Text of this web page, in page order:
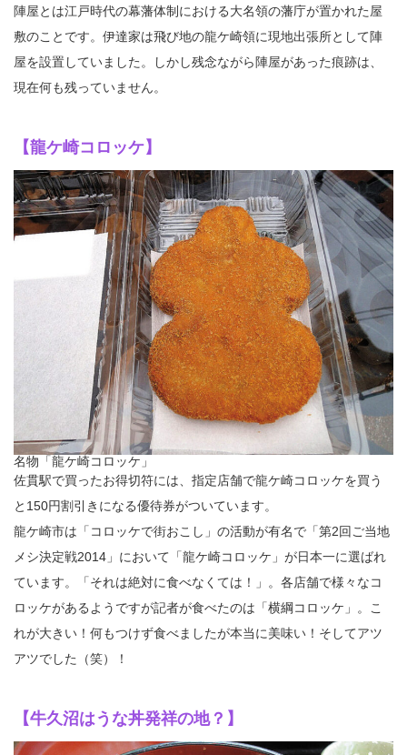
陣屋とは江戸時代の幕藩体制における大名領の藩庁が置かれた屋
敷のことです。伊達家は飛び地の龍ケ崎領に現地出張所として陣
屋を設置していました。しかし残念ながら陣屋があった痕跡は、
現在何も残っていません。
【龍ケ崎コロッケ】
名物「龍ケ崎コロッケ」
佐貫駅で買ったお得切符には、指定店舗で龍ケ崎コロッケを買う
と150円割引きになる優待券がついています。
龍ケ崎市は「コロッケで街おこし」の活動が有名で「第2回ご当地
メシ決定戦2014」において「龍ケ崎コロッケ」が日本一に選ばれ
ています。「それは絶対に食べなくては！」。各店舗で様々なコ
ロッケがあるようですが記者が食べたのは「横綱コロッケ」。こ
れが大きい！何もつけず食べましたが本当に美味い！そしてアツ
アツでした（笑）！
【牛久沼はうな丼発祥の地？】